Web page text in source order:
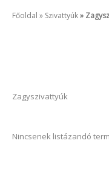
Főoldal Szivattyúk
Zagyszivattyúk
Nincsenek listázandó